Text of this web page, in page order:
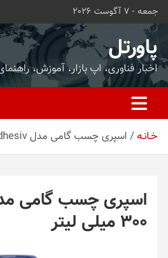
محتوا
بروید
جمعه - 7 آگوست 2026
پاورتل
اخبار فناوری، اپ بازار، آموزش،
خـانـه اسپری چسب گامی مدل adhesiv حجم 300 میلی لیتر
300 میلی لیتر